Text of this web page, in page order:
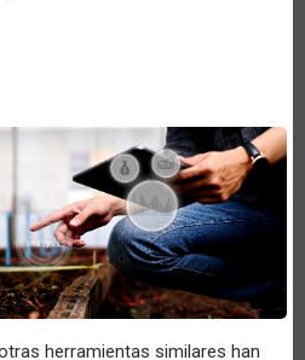
herramientas similares han